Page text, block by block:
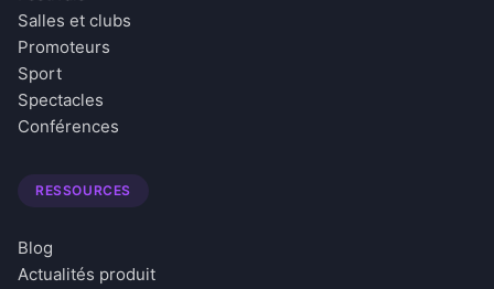
Salles et clubs
Promoteurs
Sport
Spectacles
Conférences
RESSOURCES
Blog
Actualités produit